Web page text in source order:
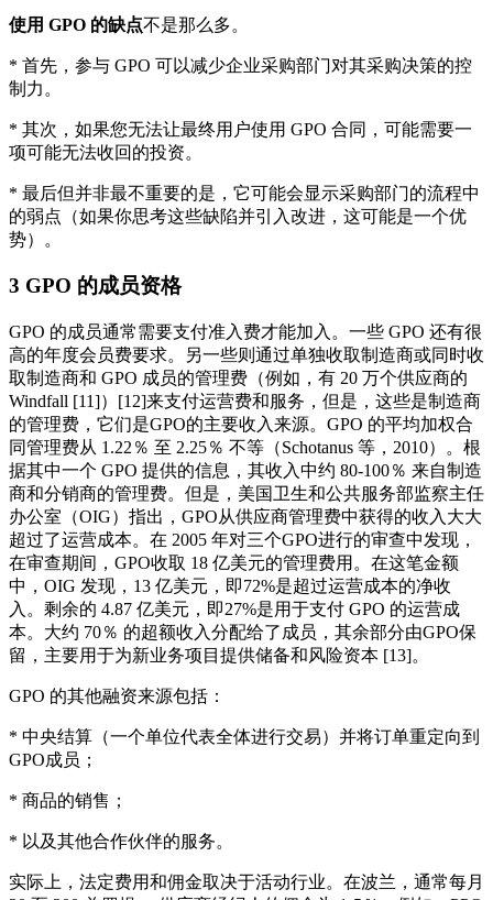
使用 GPO 的缺点不是那么多。
* 首先，参与 GPO 可以减少企业采购部门对其采购决策的控
制力。
* 其次，如果您无法让最终用户使用 GPO 合同，可能需要一
项可能无法收回的投资。
* 最后但并非最不重要的是，它可能会显示采购部门的流程中
的弱点（如果你思考这些缺陷并引入改进，这可能是一个优
势）。
3 GPO 的成员资格
GPO 的成员通常需要支付准入费才能加入。一些 GPO 还有很
高的年度会员费要求。另一些则通过单独收取制造商或同时收
取制造商和 GPO 成员的管理费（例如，有 20 万个供应商的
Windfall [11]）[12]来支付运营费和服务，但是，这些是制造商
的管理费，它们是GPO的主要收入来源。GPO 的平均加权合
同管理费从 1.22％ 至 2.25％ 不等（Schotanus 等，2010）。根
据其中一个 GPO 提供的信息，其收入中约 80-100％ 来自制造
商和分销商的管理费。但是，美国卫生和公共服务部监察主任
办公室（OIG）指出，GPO从供应商管理费中获得的收入大大
超过了运营成本。在 2005 年对三个GPO进行的审查中发现，
在审查期间，GPO收取 18 亿美元的管理费用。在这笔金额
中，OIG 发现，13 亿美元，即72%是超过运营成本的净收
入。剩余的 4.87 亿美元，即27%是用于支付 GPO 的运营成
本。大约 70％ 的超额收入分配给了成员，其余部分由GPO保
留，主要用于为新业务项目提供储备和风险资本 [13]。
GPO 的其他融资来源包括：
* 中央结算（一个单位代表全体进行交易）并将订单重定向到
GPO成员；
* 商品的销售；
* 以及其他合作伙伴的服务。
实际上，法定费用和佣金取决于活动行业。在波兰，通常每月